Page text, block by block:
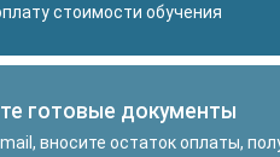
стоимости обучения
готовые документы
вносите остаток оплаты,